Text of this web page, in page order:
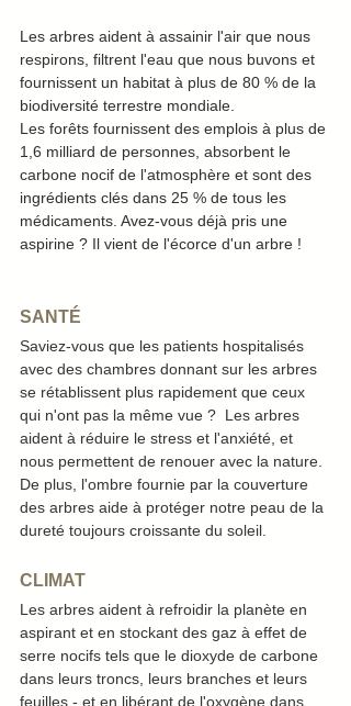
Les arbres aident à assainir l'air que nous
respirons, filtrent l'eau que nous buvons et
fournissent un habitat à plus de 80 % de la
biodiversité terrestre mondiale.
Les forêts fournissent des emplois à plus de
1,6 milliard de personnes, absorbent le
carbone nocif de l'atmosphère et sont des
ingrédients clés dans 25 % de tous les
médicaments. Avez-vous déjà pris une
aspirine ? Il vient de l'écorce d'un arbre !
SANTÉ
Saviez-vous que les patients hospitalisés
avec des chambres donnant sur les arbres
se rétablissent plus rapidement que ceux
qui n'ont pas la même vue ?  Les arbres
aident à réduire le stress et l'anxiété, et
nous permettent de renouer avec la nature.
De plus, l'ombre fournie par la couverture
des arbres aide à protéger notre peau de la
dureté toujours croissante du soleil.
CLIMAT
Les arbres aident à refroidir la planète en
aspirant et en stockant des gaz à effet de
serre nocifs tels que le dioxyde de carbone
dans leurs troncs, leurs branches et leurs
feuilles - et en libérant de l'oxygène dans